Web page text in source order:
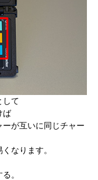
して
ば
が互いに同じチャー
なります。
。